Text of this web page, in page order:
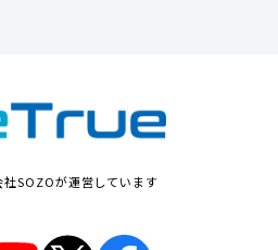
SOZOが運営しています